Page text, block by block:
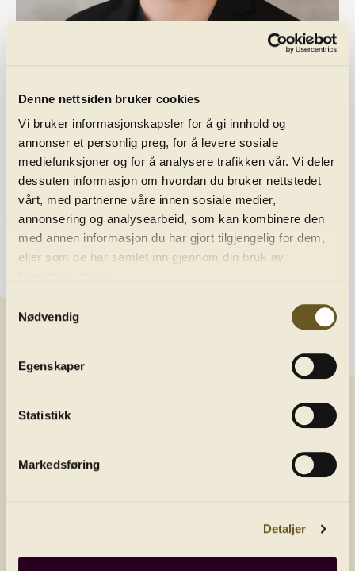
Denne nettsiden bruker cookies
Vi bruker informasjonskapsler for å gi innhold og
annonser et personlig preg, for å levere sosiale
mediefunksjoner og for å analysere trafikken vår. Vi deler
dessuten informasjon om hvordan du bruker nettstedet
vårt, med partnerne våre innen sosiale medier,
annonsering og analysearbeid, som kan kombinere den
med annen informasjon du har gjort tilgjengelig for dem,
eller som de har samlet inn gjennom din bruk av
Samtykkevalg
Nødvendig
Egenskaper
Statistikk
Markedsføring
Detaljer
Program
Abonnement
Ditt besøk
Om oss
Kontakt oss
Aktuelt
Nyhetsbrev
Land